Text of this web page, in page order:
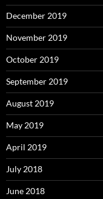
December 2019
November 2019
October 2019
September 2019
August 2019
May 2019
April 2019
July 2018
June 2018